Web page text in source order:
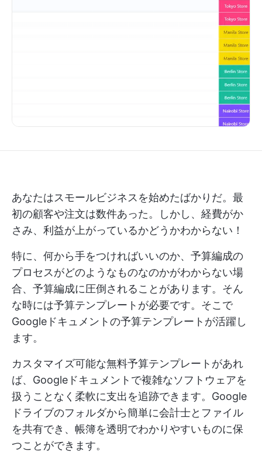
あなたはスモールビジネスを始めたばかりだ。最
初の顧客や注文は数件あった。しかし、経費がか
さみ、利益が上がっているかどうかわからない！
特に、何から手をつければいいのか、予算編成の
プロセスがどのようなものなのかがわからない場
合、予算編成に圧倒されることがあります。そん
な時には予算テンプレートが必要です。そこで
Googleドキュメントの予算テンプレートが活躍し
ます。
カスタマイズ可能な無料予算テンプレートがあれ
ば、Googleドキュメントで複雑なソフトウェアを
扱うことなく柔軟に支出を追跡できます。Google
ドライブのフォルダから簡単に会計士とファイル
を共有でき、帳簿を透明でわかりやすいものに保
つことができます。